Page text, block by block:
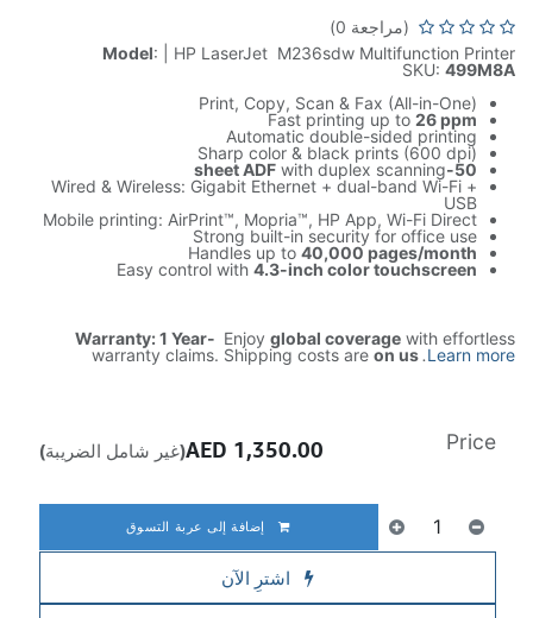
(مراجعة 0)
Model
: | HP LaserJet M236sdw Multifunction Printer
SKU:499M8A
Print, Copy, Scan & Fax (All-in-One)
Fast printing up to26 ppm
Automatic double-sided printing
Sharp color & black prints (600 dpi)
50-sheet ADF
with duplex scanning
Wired & Wireless: Gigabit Ethernet + dual-band Wi-Fi +
USB
Mobile printing: AirPrint™, Mopria™, HP App, Wi-Fi Direct
Strong built-in security for office use
Handles up to40,000 pages/month
Easy control with4.3-inch color touchscreen
Warranty: 1 Year-Enjoyglobal coveragewith effortless
warranty claims. Shipping costs areon us.Learn more
إضافة إلى عربة التسوق
اشترِ الآن
Price
1,350.00
AED (غير شامل الضريبة)